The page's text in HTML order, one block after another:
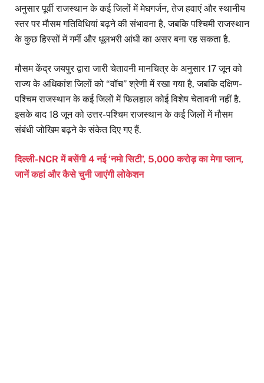
अनुसार पूर्वी राजस्थान के कई जिलों में मेघगर्जन, तेज हवाएं और स्थानीय
स्तर पर मौसम गतिविधियां बढ़ने की संभावना है, जबकि पश्चिमी राजस्थान
के कुछ हिस्सों में गर्मी और धूलभरी आंधी का असर बना रह सकता है.
मौसम केंद्र जयपुर द्वारा जारी चेतावनी मानचित्र के अनुसार 17 जून को
राज्य के अधिकांश जिलों को “वॉच” श्रेणी में रखा गया है, जबकि दक्षिण-
पश्चिम राजस्थान के कई जिलों में फिलहाल कोई विशेष चेतावनी नहीं है.
इसके बाद 18 जून को उत्तर-पश्चिम राजस्थान के कई जिलों में मौसम
संबंधी जोखिम बढ़ने के संकेत दिए गए हैं.
दिल्ली-NCR में बसेंगी 4 नई ‘नमो सिटी’, 5,000 करोड़ का मेगा प्लान,
जानें कहां और कैसे चुनी जाएंगी लोकेशन